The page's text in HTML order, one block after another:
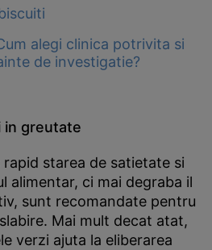
alegi clinica potrivita si
de investigatie?
in greutate
starea de satietate si
alimentar, ci mai degraba il
sunt recomandate pentru
Mai mult decat atat,
verzi ajuta la eliberarea